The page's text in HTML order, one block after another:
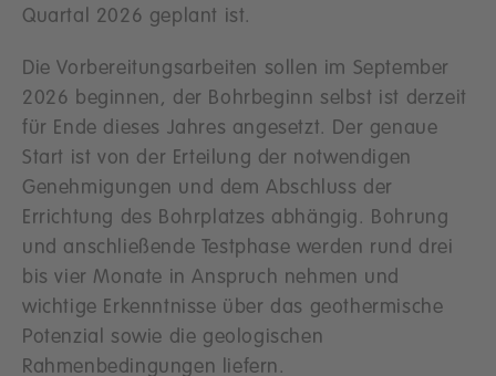
Quartal 2026 geplant ist.
Die Vorbereitungsarbeiten sollen im September
2026 beginnen, der Bohrbeginn selbst ist derzeit
für Ende dieses Jahres angesetzt. Der genaue
Start ist von der Erteilung der notwendigen
Genehmigungen und dem Abschluss der
Errichtung des Bohrplatzes abhängig. Bohrung
und anschließende Testphase werden rund drei
bis vier Monate in Anspruch nehmen und
wichtige Erkenntnisse über das geothermische
Potenzial sowie die geologischen
Rahmenbedingungen liefern.